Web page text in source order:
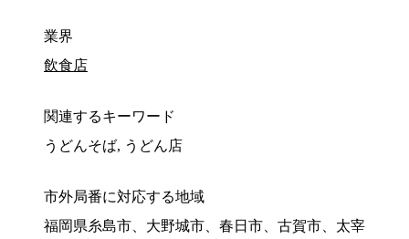
業界
飲食店
関連するキーワード
うどんそば, うどん店
市外局番に対応する地域
福岡県糸島市、大野城市、春日市、古賀市、太宰